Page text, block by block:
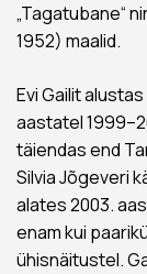
„Tagatubane“
1952) maalid.
Evi Gailit
aastatel
täiendas end
Silvia Jõgeveri
alates 2003.
enam kui
ühisnäitustel.